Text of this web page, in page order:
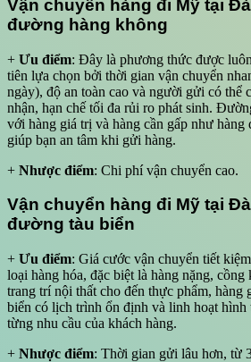
Vận chuyển hàng đi Mỹ tại
đường hàng không
+ Ưu điểm: Đây là phương thức được
tiên lựa chọn bởi thời gian vận chuyển
ngày), độ an toàn cao và người gửi có thể
nhận, hạn chế tối đa rủi ro phát sinh.
với hàng giá trị và hàng cần gấp như
giúp bạn an tâm khi gửi hàng.
+ Nhược điểm: Chi phí vận chuyển cao.
Vận chuyển hàng đi Mỹ tại
đường tàu biển
+ Ưu điểm: Giá cước vận chuyển tiết
loại hàng hóa, đặc biệt là hàng nặng,
trang trí nội thất cho đến thực phẩm,
biển có lịch trình ổn định và linh hoạt
từng nhu cầu của khách hàng.
+ Nhược điểm: Thời gian gửi lâu hơn, từ